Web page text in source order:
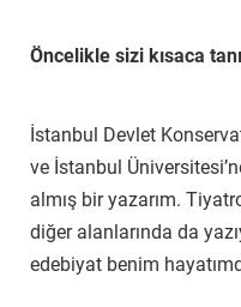
Öncelikle sizi kısaca
İstanbul Devlet
ve İstanbul
almış bir yazarım.
diğer alanlarında da
edebiyat benim